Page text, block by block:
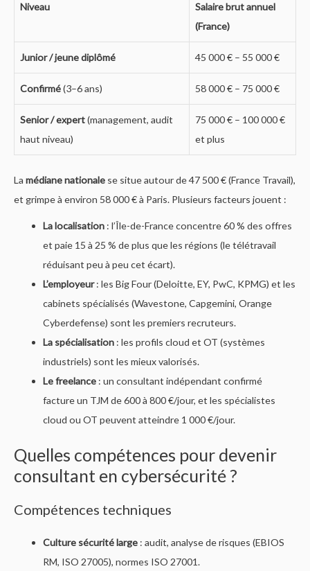
Niveau
Salaire brut annuel
(France)
Junior / jeune diplômé 45 000 € – 55 000 €
Confirmé(3–6 ans) 58 000 € – 75 000 €
Senior / expert(management, audit
haut niveau)
75 000 € – 100 000 €
et plus
La médiane nationale se situe autour de 47 500 € (France Travail),
et grimpe à environ 58 000 € à Paris. Plusieurs facteurs jouent :
La localisation : l’Île-de-France concentre 60 % des offres
et paie 15 à 25 % de plus que les régions (le télétravail
réduisant peu à peu cet écart).
L’employeur: les Big Four (Deloitte, EY, PwC, KPMG) et les
cabinets spécialisés (Wavestone, Capgemini, Orange
Cyberdefense) sont les premiers recruteurs.
La spécialisation : les profils cloud et OT (systèmes
industriels) sont les mieux valorisés.
Le freelance : un consultant indépendant confirmé
facture un TJM de 600 à 800 €/jour, et les spécialistes
cloud ou OT peuvent atteindre 1 000 €/jour.
Quelles compétences pour devenir
consultant en cybersécurité ?
Compétences techniques
Culture sécurité large : audit, analyse de risques (EBIOS
RM, ISO 27005), normes ISO 27001.